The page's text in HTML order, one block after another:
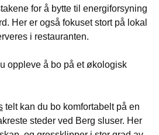
for å bytte til energiforsyning
Her er også fokuset stort på lokal
i restauranten.
oppleve å bo på et økologisk
telt kan du bo komfortabelt på en
steder ved Berg sluser. Her